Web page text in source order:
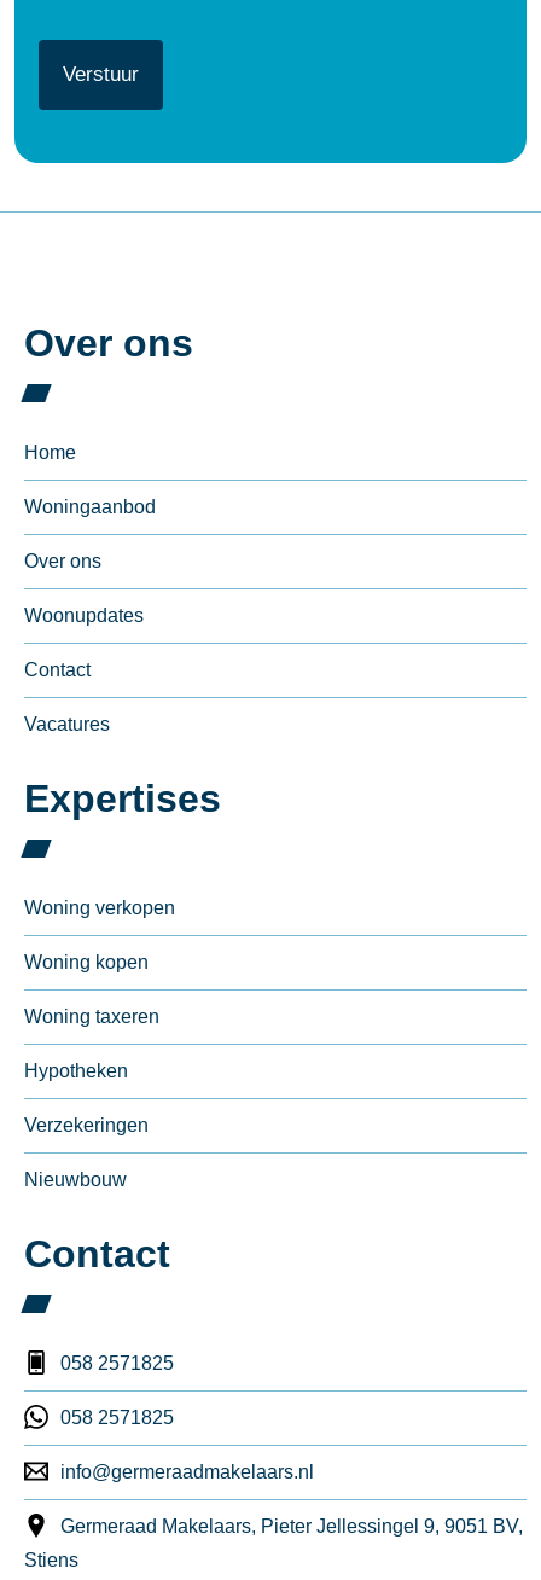
Over ons
Home
Woningaanbod
Over ons
Woonupdates
Contact
Vacatures
Expertises
Woning verkopen
Woning kopen
Woning taxeren
Hypotheken
Verzekeringen
Nieuwbouw
Contact
058 2571825
058 2571825
info@germeraadmakelaars.nl
Germeraad Makelaars, Pieter Jellessingel 9, 9051 BV,
Stiens